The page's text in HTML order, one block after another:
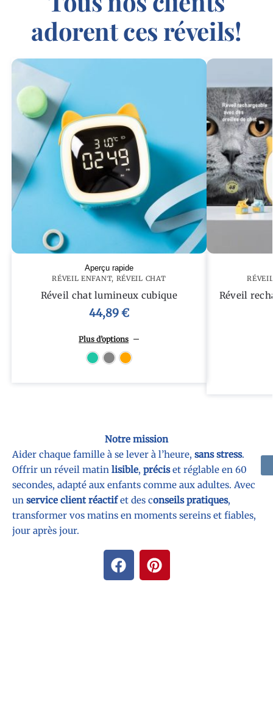
adorent ces réveils!
Aperçu rapide
RÉVEIL ENFANT, RÉVEIL CHAT
Réveil chat lumineux cubique
44,89€
Plus d’options
Réveil
Notre mission
Aider chaque famille à se lever à l’heure, sans stress.
Offrir un réveil matin lisible, préciset réglable en 60
secondes, adapté aux enfants comme aux adultes. Avec
un service client réactifet des conseils pratiques,
transformer vos matins en moments sereins et fiables,
jour après jour.